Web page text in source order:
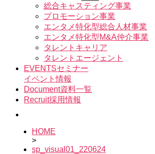
示ブ
メ
ニ
ュ
ー
を
表
示
総合キャスティング事業
プロモーション事業
エンタメ特化型総合人材事業
エンタメ特化型M&A仲介事業
タレントキャリア
タレントエージェント
EVENTSセミナー
イベント情報
Document資料一覧
Recruit採用情報
HOME
>
sp_visual01_220624